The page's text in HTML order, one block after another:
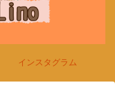
インスタグラム